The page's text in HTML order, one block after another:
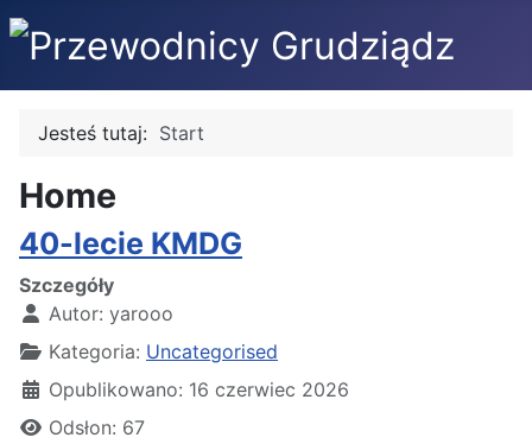
Jesteś tutaj: Start
Home
40-lecie KMDG
Szczegóły
Autor: yarooo
Kategoria: Uncategorised
Opublikowano: 16 czerwiec 2026
Odsłon: 67